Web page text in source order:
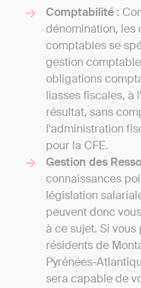
Comptabilité :
dénomination, les
comptables se
gestion
obligations
liasses fiscales, à
résultat, sans
l'administration
pour la CFE.
Gestion des
connaissances
législation
peuvent donc
à ce sujet. Si
résidents de
Pyrénées-
sera capable de